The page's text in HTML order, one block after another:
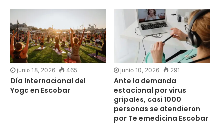
junio 18, 2026 465
Día Internacional del
Yoga en Escobar
junio 10, 2026 291
Ante la demanda
estacional por virus
gripales, casi 1000
personas se atendieron
por Telemedicina Escobar